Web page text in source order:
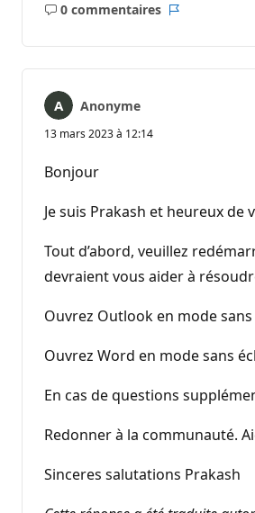
0 commentaires
Aucun
Anonyme
13 mars 2023 à 12:14
Bonjour
Je suis Prakash et heureux
Tout d’abord, veuillez
devraient vous aider à
Ouvrez Outlook en mode
Ouvrez Word en mode sans
En cas de questions
Redonner à la communauté.
Sinceres salutations Prakash